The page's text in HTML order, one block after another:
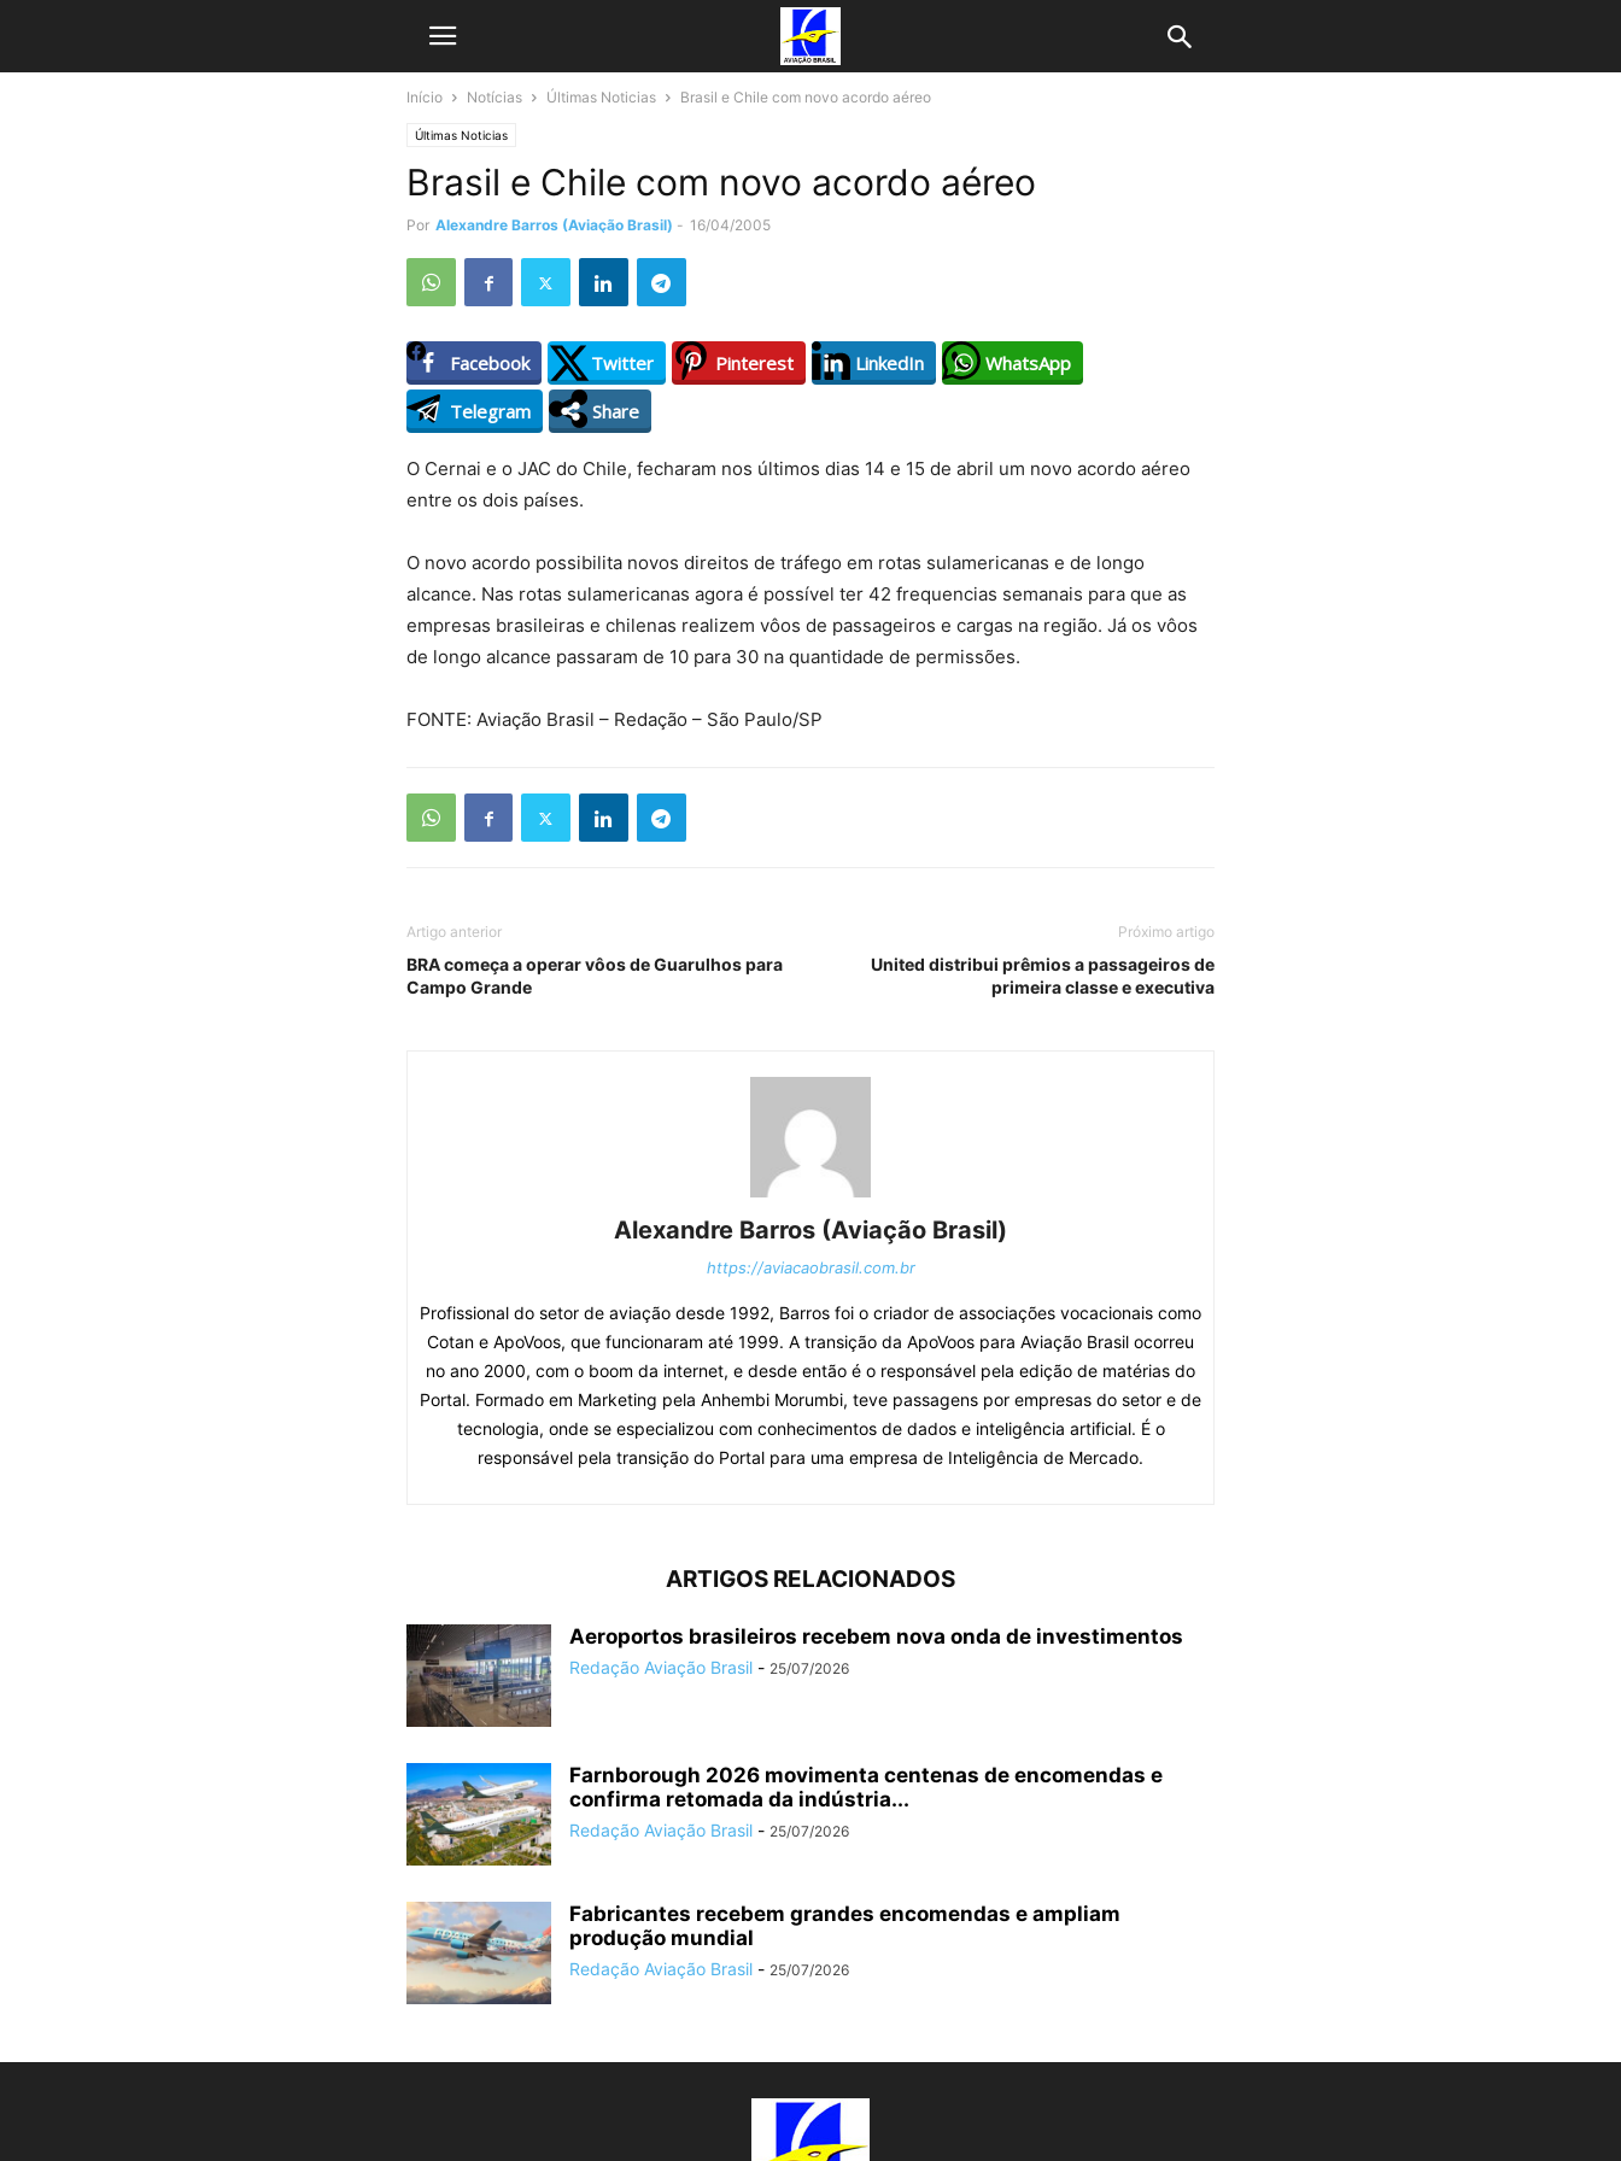
Início Notícias Últimas Noticias Brasil e Chile com novo acordo aéreo
Últimas Noticias
Brasil e Chile com novo acordo aéreo
Por Alexandre Barros (Aviação Brasil) - 16/04/2005
Facebook Twitter Pinterest LinkedIn
WhatsApp
Telegram
Share
O Cernai e o JAC do Chile, fecharam nos últimos dias 14 e 15 de abril um novo acordo aéreo
entre os dois países.
O novo acordo possibilita novos direitos de tráfego em rotas sulamericanas e de longo
alcance. Nas rotas sulamericanas agora é possível ter 42 frequencias semanais para que as
empresas brasileiras e chilenas realizem vôos de passageiros e cargas na região. Já os vôos
de longo alcance passaram de 10 para 30 na quantidade de permissões.
FONTE: Aviação Brasil – Redação – São Paulo/SP
Artigo anterior
BRA começa a operar vôos de Guarulhos para
Campo Grande
Próximo artigo
United distribui prêmios a passageiros de
primeira classe e executiva
Alexandre Barros (Aviação Brasil)
https://aviacaobrasil.com.br
Profissional do setor de aviação desde 1992, Barros foi o criador de associações vocacionais como
Cotan e ApoVoos, que funcionaram até 1999. A transição da ApoVoos para Aviação Brasil ocorreu
no ano 2000, com o boom da internet, e desde então é o responsável pela edição de matérias do
Portal. Formado em Marketing pela Anhembi Morumbi, teve passagens por empresas do setor e de
tecnologia, onde se especializou com conhecimentos de dados e inteligência artificial. É o
responsável pela transição do Portal para uma empresa de Inteligência de Mercado.
ARTIGOS RELACIONADOS
Aeroportos brasileiros recebem nova onda de investimentos
Redação Aviação Brasil - 25/07/2026
Farnborough 2026 movimenta centenas de encomendas e
confirma retomada da indústria...
Redação Aviação Brasil - 25/07/2026
Fabricantes recebem grandes encomendas e ampliam
produção mundial
Redação Aviação Brasil - 25/07/2026